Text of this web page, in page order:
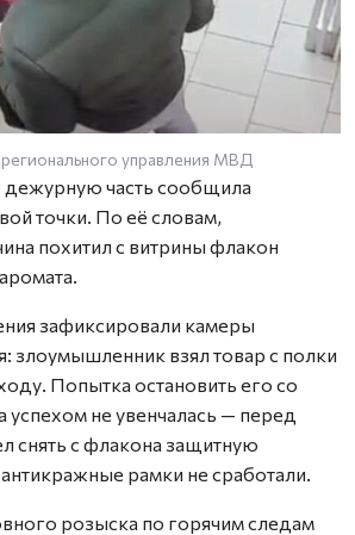
управления МВД
часть сообщила
точки. По её словам,
похитил с витрины флакон
зафиксировали камеры
злоумышленник взял товар с полки
Попытка остановить его со
не увенчалась — перед
снять с флакона защитную
рамки не сработали.
розыска по горячим следам